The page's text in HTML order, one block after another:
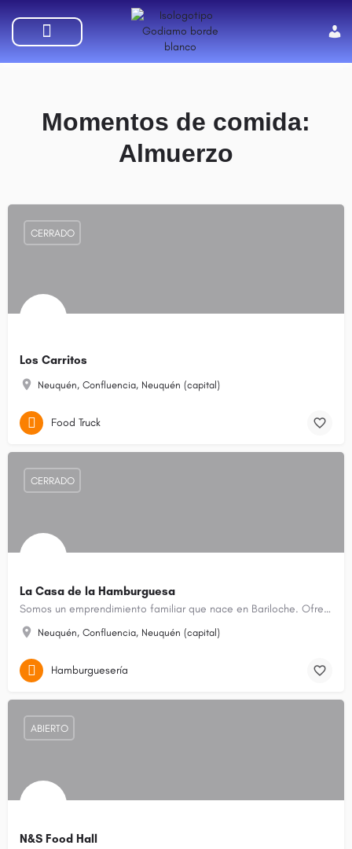
Momentos de comida:
Almuerzo
Los Carritos
Neuquén, Confluencia, Neuquén (capital)
CERRADO
Food Truck
La Casa de la Hamburguesa
Somos un emprendimiento familiar que nace en Bariloche. Ofrecemos las más ricas hamburguesas artesanales con…
Neuquén, Confluencia, Neuquén (capital)
CERRADO
Hamburguesería
N&S Food Hall
ABIERTO